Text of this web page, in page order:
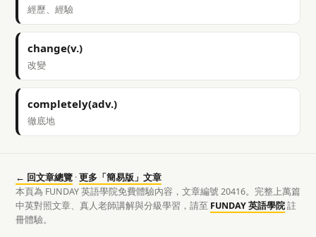
經歷、經驗
change(v.)
改變
completely(adv.)
徹底地
← 回文章總覽 ·更多「簡易版」文章
本頁為 FUNDAY 英語學院免費體驗內容，文章編號 20416。完整上萬篇
中英對照文章、真人老師講解與分級學習，請至 FUNDAY 英語學院註
冊體驗。